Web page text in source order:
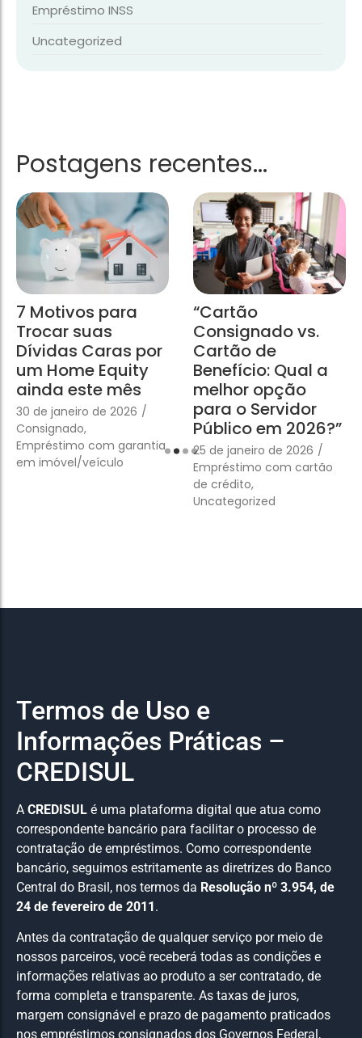
Empréstimo INSS
Uncategorized
Postagens recentes...
7 Motivos para
Trocar suas
Dívidas Caras por
um Home Equity
ainda este mês
30 de janeiro de 2026 /
Consignado,
Empréstimo com garantia
em imóvel/veículo
“Cartão
Consignado vs.
Cartão de
Benefício: Qual a
melhor opção
para o Servidor
Público em 2026?”
25 de janeiro de 2026 /
Empréstimo com cartão
de crédito,
Uncategorized
Termos de Uso e
Informações Práticas –
CREDISUL
A CREDISUL é uma plataforma digital que atua como
correspondente bancário para facilitar o processo de
contratação de empréstimos. Como correspondente
bancário, seguimos estritamente as diretrizes do Banco
Central do Brasil, nos termos da Resolução nº 3.954, de
24 de fevereiro de 2011.
Antes da contratação de qualquer serviço por meio de
nossos parceiros, você receberá todas as condições e
informações relativas ao produto a ser contratado, de
forma completa e transparente. As taxas de juros,
margem consignável e prazo de pagamento praticados
nos empréstimos consignados dos Governos Federal,